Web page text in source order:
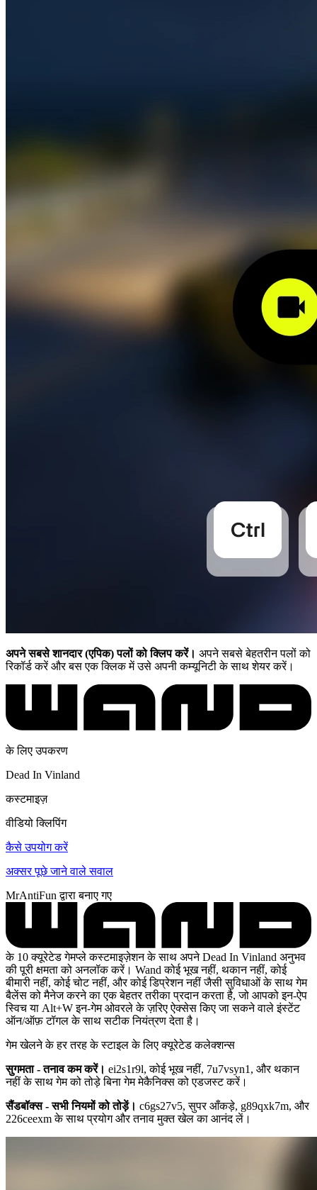
अपने सबसे शानदार (एपिक) पलों को क्लिप करें। अपने सबसे बेहतरीन पलों को
रिकॉर्ड करें और बस एक क्लिक में उसे अपनी कम्यूनिटी के साथ शेयर करें।
के लिए उपकरण
Dead In Vinland
कस्टमाइज़
वीडियो क्लिपिंग
कैसे उपयोग करें
अक्सर पूछे जाने वाले सवाल
MrAntiFun द्वारा बनाए गए
के 10 क्यूरेटेड गेमप्ले कस्टमाइज़ेशन के साथ अपने Dead In Vinland अनुभव
की पूरी क्षमता को अनलॉक करें। Wand कोई भूख नहीं, थकान नहीं, कोई
बीमारी नहीं, कोई चोट नहीं, और कोई डिप्रेशन नहीं जैसी सुविधाओं के साथ गेम
बैलेंस को मैनेज करने का एक बेहतर तरीका प्रदान करता है, जो आपको इन-ऐप
स्विच या Alt+W इन-गेम ओवरले के ज़रिए ऐक्सेस किए जा सकने वाले इंस्टेंट
ऑन/ऑफ़ टॉगल के साथ सटीक नियंत्रण देता है।
गेम खेलने के हर तरह के स्टाइल के लिए क्यूरेटेड कलेक्शन्स
सुगमता - तनाव कम करें। ei2s1r9l, कोई भूख नहीं, 7u7vsyn1, और थकान
नहीं के साथ गेम को तोड़े बिना गेम मेकैनिक्स को एडजस्ट करें।
सैंडबॉक्स - सभी नियमों को तोड़ें। c6gs27v5, सुपर आँकड़े, g89qxk7m, और
226ceexm के साथ प्रयोग और तनाव मुक्त खेल का आनंद लें।